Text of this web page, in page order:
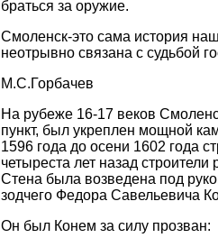
браться за оружие.
Смоленск-это сама история
неотрывно связана с судьбой
М.С.Горбачев
На рубеже 16-17 веков
пункт, был укреплен мощной
1596 года до осени 1602 года
четыреста лет назад
Стена была возведена под
зодчего Федора Савельевича
Он был Конем за силу прозван: